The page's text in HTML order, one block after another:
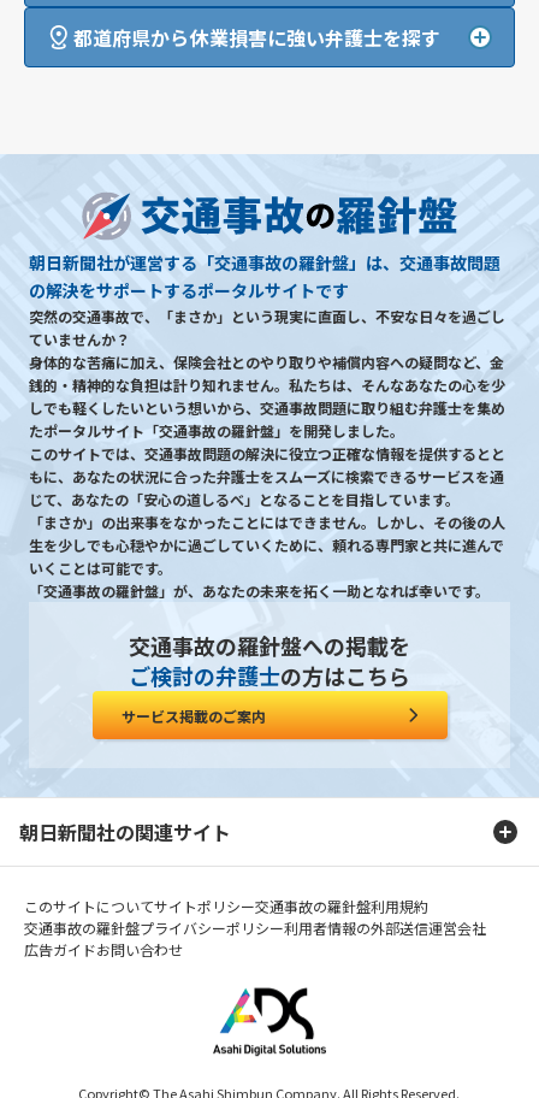
都道府県から休業損害に強い弁護士を探す
朝日新聞社が運営する「交通事故の羅針盤」は、交通事故問題
の解決をサポートするポータルサイトです
突然の交通事故で、「まさか」という現実に直面し、不安な日々を過ごし
ていませんか？
身体的な苦痛に加え、保険会社とのやり取りや補償内容への疑問など、金
銭的・精神的な負担は計り知れません。私たちは、そんなあなたの心を少
しでも軽くしたいという想いから、交通事故問題に取り組む弁護士を集め
たポータルサイト「交通事故の羅針盤」を開発しました。
このサイトでは、交通事故問題の解決に役立つ正確な情報を提供するとと
もに、あなたの状況に合った弁護士をスムーズに検索できるサービスを通
じて、あなたの「安心の道しるべ」となることを目指しています。
「まさか」の出来事をなかったことにはできません。しかし、その後の人
生を少しでも心穏やかに過ごしていくために、頼れる専門家と共に進んで
いくことは可能です。
「交通事故の羅針盤」が、あなたの未来を拓く一助となれば幸いです。
交通事故の羅針盤への掲載を
ご検討の弁護士の方はこちら
サービス掲載のご案内
朝日新聞社の関連サイト
このサイトについてサイトポリシー交通事故の羅針盤利用規約
交通事故の羅針盤プライバシーポリシー利用者情報の外部送信運営会社
広告ガイドお問い合わせ
Copyright© The Asahi Shimbun Company. All Rights Reserved.